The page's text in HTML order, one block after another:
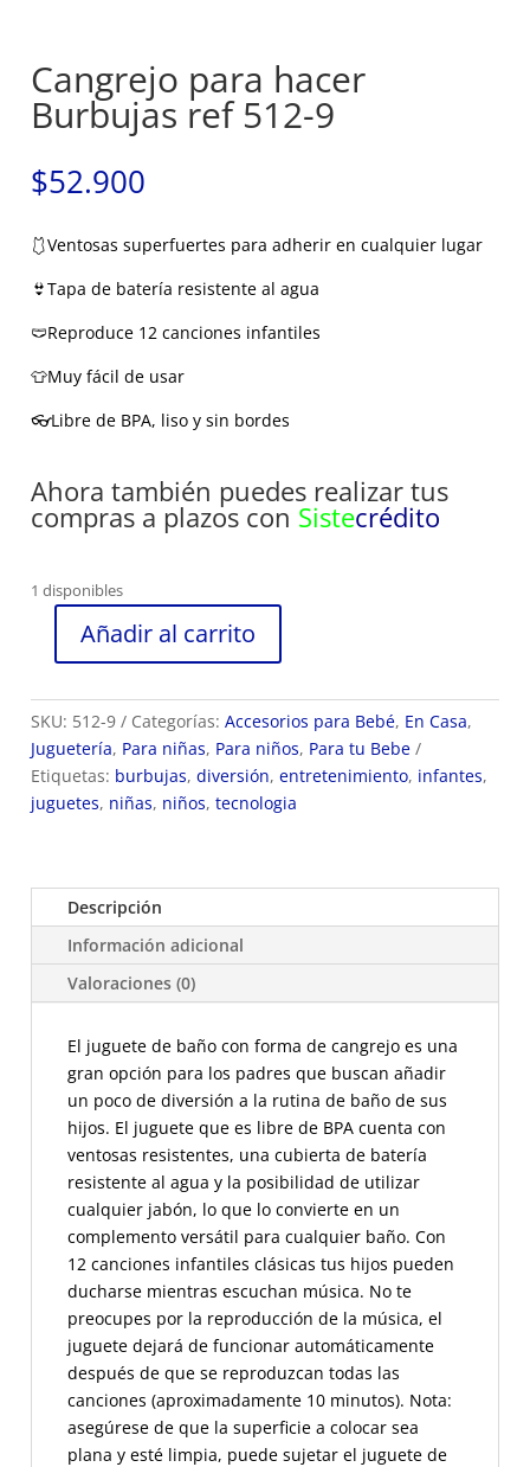
Cangrejo para hacer
Burbujas ref 512-9
$52.900
🩱Ventosas superfuertes para adherir en cualquier lugar
👙Tapa de batería resistente al agua
🩲Reproduce 12 canciones infantiles
👕Muy fácil de usar
👓Libre de BPA, liso y sin bordes
Ahora también puedes realizar tus
compras a plazos con Sistecrédito
1 disponibles
Cangrejo
hacer
Burbujas
ref
512-
9
Añadir al carrito
SKU: 512-9 Categorías: Accesorios para Bebé, En Casa,
Juguetería, Para niñas, Para niños, Para tu Bebe
Etiquetas: burbujas, diversión, entretenimiento, infantes,
juguetes, niñas, niños, tecnologia
Descripción
Información adicional
Valoraciones (0)
El juguete de baño con forma de cangrejo es una
gran opción para los padres que buscan añadir
un poco de diversión a la rutina de baño de sus
hijos. El juguete que es libre de BPA cuenta con
ventosas resistentes, una cubierta de batería
resistente al agua y la posibilidad de utilizar
cualquier jabón, lo que lo convierte en un
complemento versátil para cualquier baño. Con
12 canciones infantiles clásicas tus hijos pueden
ducharse mientras escuchan música. No te
preocupes por la reproducción de la música, el
juguete dejará de funcionar automáticamente
después de que se reproduzcan todas las
canciones (aproximadamente 10 minutos). Nota:
asegúrese de que la superficie a colocar sea
plana y esté limpia, puede sujetar el juguete de